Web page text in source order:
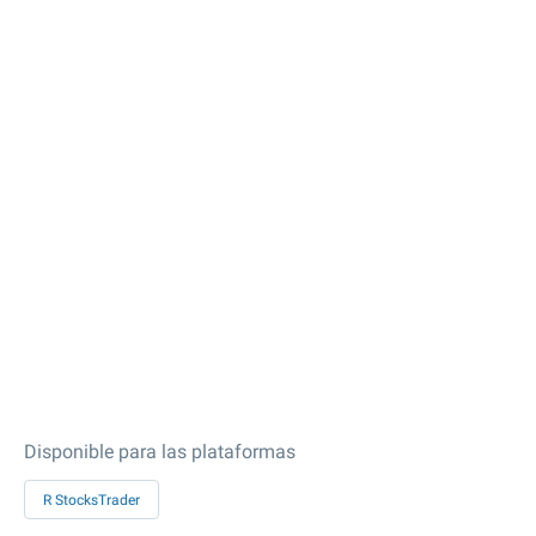
Disponible para las plataformas
R StocksTrader